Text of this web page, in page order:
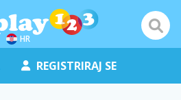
HR
REGISTRIRAJ SE